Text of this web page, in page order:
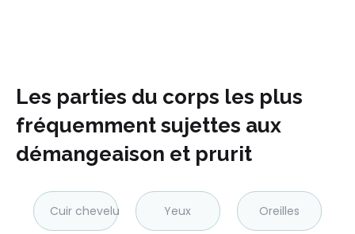
Les parties du corps les plus
fréquemment sujettes aux
démangeaison et prurit
Cuir chevelu Yeux Oreilles